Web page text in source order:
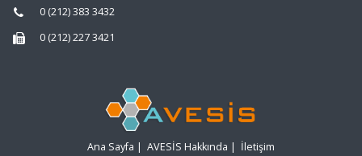
0 (212) 383 3432
0 (212) 227 3421
Ana Sayfa | AVESİS Hakkında | İletişim